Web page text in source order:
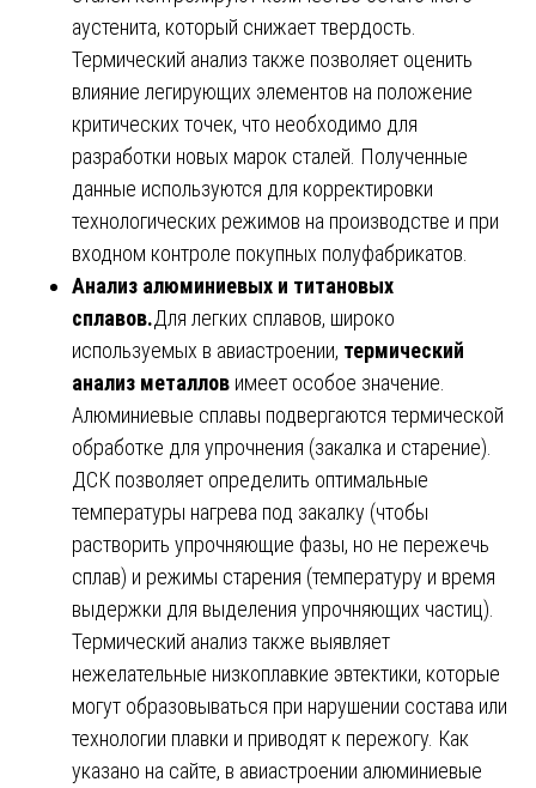
аустенита, который снижает твердость.
Термический анализ также позволяет оценить
влияние легирующих элементов на положение
критических точек, что необходимо для
разработки новых марок сталей. Полученные
данные используются для корректировки
технологических режимов на производстве и при
входном контроле покупных полуфабрикатов.
Анализ алюминиевых и титановых
сплавов.Для легких сплавов, широко
используемых в авиастроении, термический
анализ металлов имеет особое значение.
Алюминиевые сплавы подвергаются термической
обработке для упрочнения (закалка и старение).
ДСК позволяет определить оптимальные
температуры нагрева под закалку (чтобы
растворить упрочняющие фазы, но не пережечь
сплав) и режимы старения (температуру и время
выдержки для выделения упрочняющих частиц).
Термический анализ также выявляет
нежелательные низкоплавкие эвтектики, которые
могут образовываться при нарушении состава или
технологии плавки и приводят к пережогу. Как
указано на сайте, в авиастроении алюминиевые